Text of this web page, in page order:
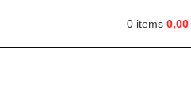
0 items 0,00